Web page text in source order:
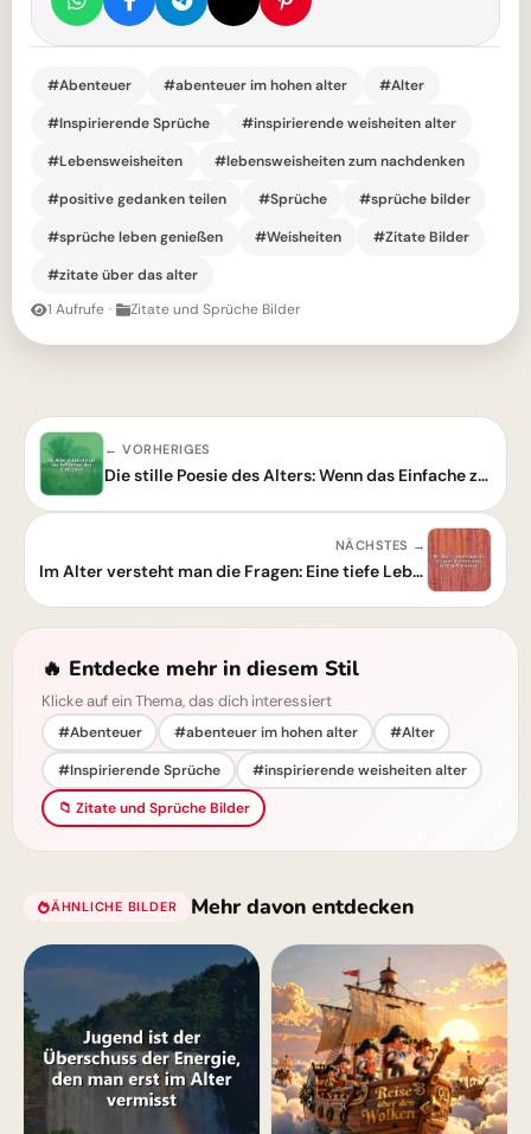
#Abenteuer #abenteuer im hohen alter
#Alter
#Inspirierende Sprüche
#inspirierende weisheiten alter
#Lebensweisheiten
#lebensweisheiten zum nachdenken
#positive gedanken teilen
#Sprüche
#sprüche bilder
#sprüche leben genießen
#Weisheiten
#Zitate Bilder
#zitate über das alter
1 Aufrufe · Zitate und Sprüche Bilder
← VORHERIGES
Die stille Poesie des Alters: Wenn das Einfache zum wahren Schatz wird
NÄCHSTES →
Im Alter versteht man die Fragen: Eine tiefe Lebensweisheit zum Nachdenken
🔥 Entdecke mehr in diesem Stil
Klicke auf ein Thema, das dich interessiert
#Abenteuer #abenteuer im hohen alter
#Alter
#Inspirierende Sprüche
#inspirierende weisheiten alter
📁 Zitate und Sprüche Bilder
ÄHNLICHE BILDER Mehr davon entdecken